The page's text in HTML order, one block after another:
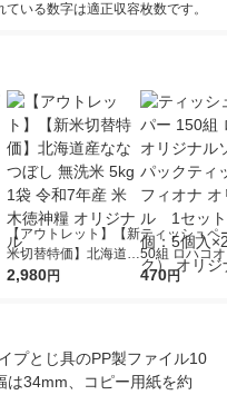
いる数字は適正収容枚数です。
【アウトレット】【新
米切替特価】北海道産
ななつぼし 無洗米 5k
2,980円
ティッシュペ
50組 ロハコ
ルソフトパッ
オリジナル
470円
プとじ具のPP製ファイル10
は34mm、コピー用紙を約